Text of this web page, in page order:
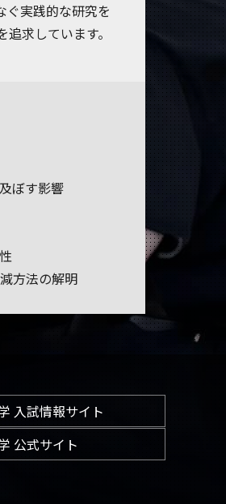
ぐ実践的な研究を
求しています。
ぼす影響
方法の解明
入試情報サイト
公式サイト